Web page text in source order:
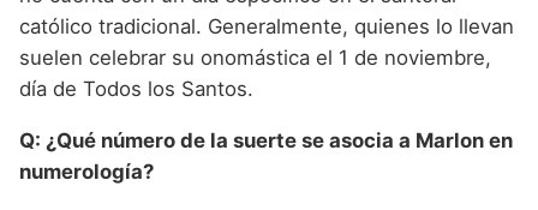
católico tradicional. Generalmente, quienes lo llevan
suelen celebrar su onomástica el 1 de noviembre,
día de Todos los Santos.
Q: ¿Qué número de la suerte se asocia a Marlon en
numerología?